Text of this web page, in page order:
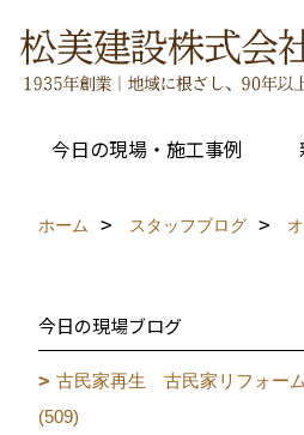
今日の現場・施工事例
ホーム スタッフブログ
今日の現場ブログ
古民家再生 古民家リフォーム
(509)